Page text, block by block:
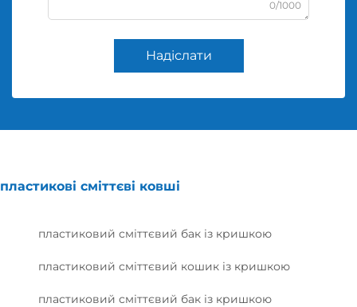
0/1000
Надіслати
пластикові сміттєві ковші
пластиковий сміттєвий бак із кришкою
пластиковий сміттєвий кошик із кришкою
пластиковий сміттєвий бак із кришкою